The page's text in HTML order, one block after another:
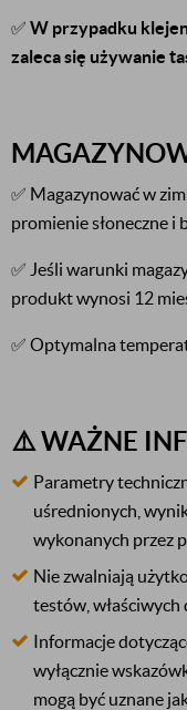
✅ W przypadku
zaleca się używanie
✅ Magazynować w
promienie słoneczne i
✅ Jeśli warunki
produkt wynosi 12
✅ Optymalna
⚠️ WAŻNE
Parametry
uśrednionych,
wykonanych przez
Nie zwalniają
testów,
Informacje
wyłącznie
mogą być uznane